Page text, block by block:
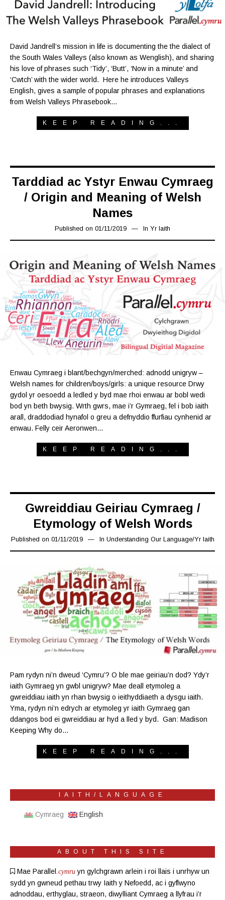
David Jandrell’s mission in life is documenting the the dialect of
the South Wales Valleys (also known as Wenglish), and sharing
his love of phrases such ‘Tidy’, ‘Butt’, ‘Now in a minute’ and
‘Cwtch’ with the wider world. Here he introduces Valleys
English, gives a sample of popular phrases and explanations
from Welsh Valleys Phrasebook…
KEEP READING...
Tarddiad ac Ystyr Enwau Cymraeg
/ Origin and Meaning of Welsh
Names
Published on 01/11/2019 08/11/2019
In Yr Iaith
Enwau Cymraeg i blant/bechgyn/merched: adnodd unigryw –
Welsh names for children/boys/girls: a unique resource Drwy
gydol yr oesoedd a ledled y byd mae rhoi enwau ar bobl wedi
bod yn beth bwysig. Wrth gwrs, mae i’r Gymraeg, fel i bob iaith
arall, draddodiad hynafol o greu a defnyddio ffurfiau cynhenid ar
enwau. Felly ceir Aeronwen…
KEEP READING...
Gwreiddiau Geiriau Cymraeg /
Etymology of Welsh Words
Published on 01/11/201908/11/2019
In Understanding Our Language/Yr Iaith
Pam rydyn ni’n dweud ‘Cymru’? O ble mae geiriau’n dod? Ydy’r
iaith Gymraeg yn gwbl unigryw? Mae deall etymoleg a
gwreiddiau iaith yn rhan bwysig o ieithyddiaeth a dysgu iaith.
Yma, rydyn ni’n edrych ar etymoleg yr iaith Gymraeg gan
ddangos bod ei gwreiddiau ar hyd a lled y byd. Gan: Madison
Keeping Why do…
KEEP READING...
IAITH/LANGUAGE
Cymraeg English
ABOUT THIS SITE
Mae Parallel .cymru yn gylchgrawn arlein i roi llais i unrhyw un
sydd yn gwneud pethau trwy Iaith y Nefoedd, ac i gyflwyno
adnoddau, erthyglau, straeon, diwylliant Cymraeg a llyfrau i’r